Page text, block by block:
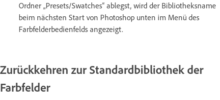
Ordner „Presets/Swatches“ ablegst, wird der Bibliotheksname
beim nächsten Start von Photoshop unten im Menü des
Farbfelderbedienfelds angezeigt.
Zurückkehren zur Standardbibliothek der
Farbfelder